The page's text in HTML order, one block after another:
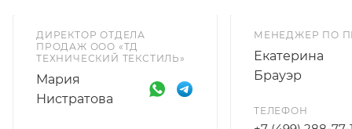
ДИРЕКТОР ОТДЕЛА
ПРОДАЖ ООО «ТД
ТЕХНИЧЕСКИЙ ТЕКСТИЛЬ»
Мария
Нистратова
МЕНЕДЖЕР ПО
Екатерина
Брауэр
ТЕЛЕФОН